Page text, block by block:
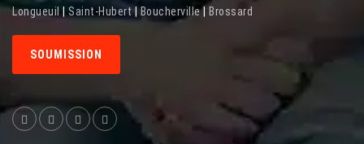
Longueuil Saint-Hubert Boucherville| Brossard
SOUMISSION